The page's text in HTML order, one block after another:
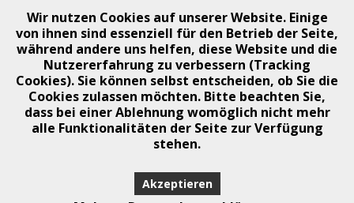
Unsere Dienstleistung
Hausmanagement
Mietverwaltung
WEG-Verwaltung
Copyright © 2014 HAMAplus | Umsetzung: NEXPROmedia.de
Wir nutzen Cookies auf unserer Website. Einige
von ihnen sind essenziell für den Betrieb der Seite,
während andere uns helfen, diese Website und die
Nutzererfahrung zu verbessern (Tracking
Cookies). Sie können selbst entscheiden, ob Sie die
Cookies zulassen möchten. Bitte beachten Sie,
dass bei einer Ablehnung womöglich nicht mehr
alle Funktionalitäten der Seite zur Verfügung
stehen.
Akzeptieren